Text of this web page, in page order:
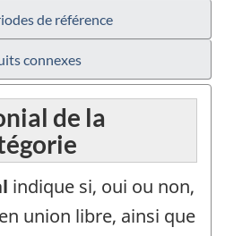
de référence
connexes
de la
indique si, oui ou non,
union libre, ainsi que